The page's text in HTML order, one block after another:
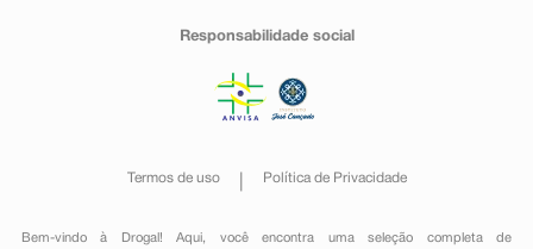
Responsabilidade social
Termos de uso Política de Privacidade
Bem-vindo à Drogal! Aqui, você encontra uma seleção completa de